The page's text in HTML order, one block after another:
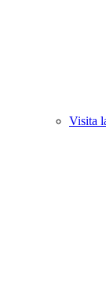
Visita